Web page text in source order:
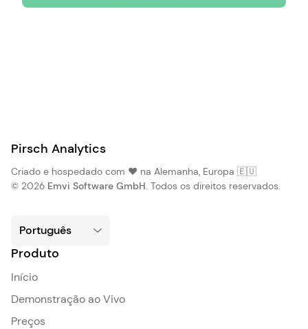
Pirsch Analytics
Criado e hospedado com ❤️ na Alemanha, Europa 🇪🇺
© 2026 Emvi Software GmbH. Todos os direitos reservados.
Produto
Início
Demonstração ao Vivo
Preços